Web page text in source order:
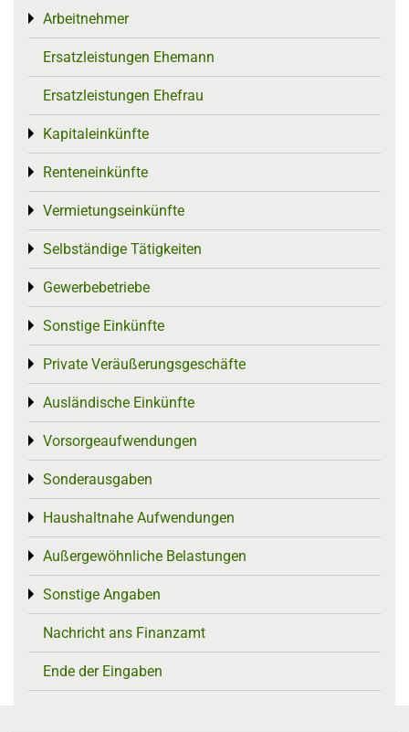
Arbeitnehmer
Toggle menu
Ersatzleistungen Ehemann
Ersatzleistungen Ehefrau
Kapitaleinkünfte
Toggle menu
Renteneinkünfte
Toggle menu
Vermietungseinkünfte
Toggle menu
Selbständige Tätigkeiten
Toggle menu
Gewerbebetriebe
Toggle menu
Sonstige Einkünfte
Toggle menu
Private Veräußerungsgeschäfte
Toggle menu
Ausländische Einkünfte
Toggle menu
Vorsorgeaufwendungen
Toggle menu
Sonderausgaben
Toggle menu
Haushaltnahe Aufwendungen
Toggle menu
Außergewöhnliche Belastungen
Toggle menu
Sonstige Angaben
Toggle menu
Nachricht ans Finanzamt
Ende der Eingaben